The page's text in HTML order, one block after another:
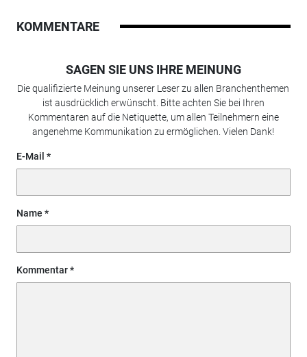
KOMMENTARE
SAGEN SIE UNS IHRE MEINUNG
Die qualifizierte Meinung unserer Leser zu allen Branchenthemen
ist ausdrücklich erwünscht. Bitte achten Sie bei Ihren
Kommentaren auf die Netiquette, um allen Teilnehmern eine
angenehme Kommunikation zu ermöglichen. Vielen Dank!
E-Mail
Name
Kommentar